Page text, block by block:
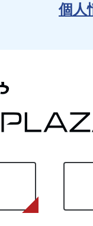
個人